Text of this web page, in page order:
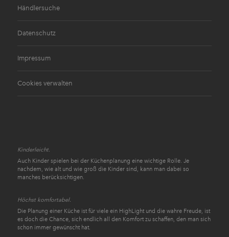
Händlersuche
Datenschutz
Impressum
Cookies verwalten
Kinderleicht.
Auch Kinder spielen bei der Küchenplanung eine wichtige Rolle. Je
nachdem, wie alt und wie groß die Kinder sind, kann man dabei so
manches berücksichtigen.
Höchst komfortabel.
Die Planung einer Küche ist für viele ein HighLight und die wahre Freude, ist
es doch die Chance, sich endlich all den Komfort zu schaffen, den man sich
schon immer gewünscht hat.